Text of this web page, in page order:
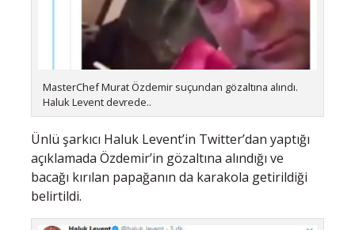
MasterChef Murat Özdemir suçundan gözaltına alındı.
Haluk Levent devrede..
Ünlü şarkıcı Haluk Levent’in Twitter’dan yaptığı
açıklamada Özdemir’in gözaltına alındığı ve
bacağı kırılan papağanın da karakola getirildiği
belirtildi.